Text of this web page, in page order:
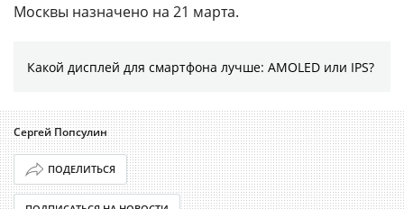
Москвы назначено на 21 марта.
Какой дисплей для смартфона лучше: AMOLED или IPS?
Сергей Попсулин
ПОДЕЛИТЬСЯ